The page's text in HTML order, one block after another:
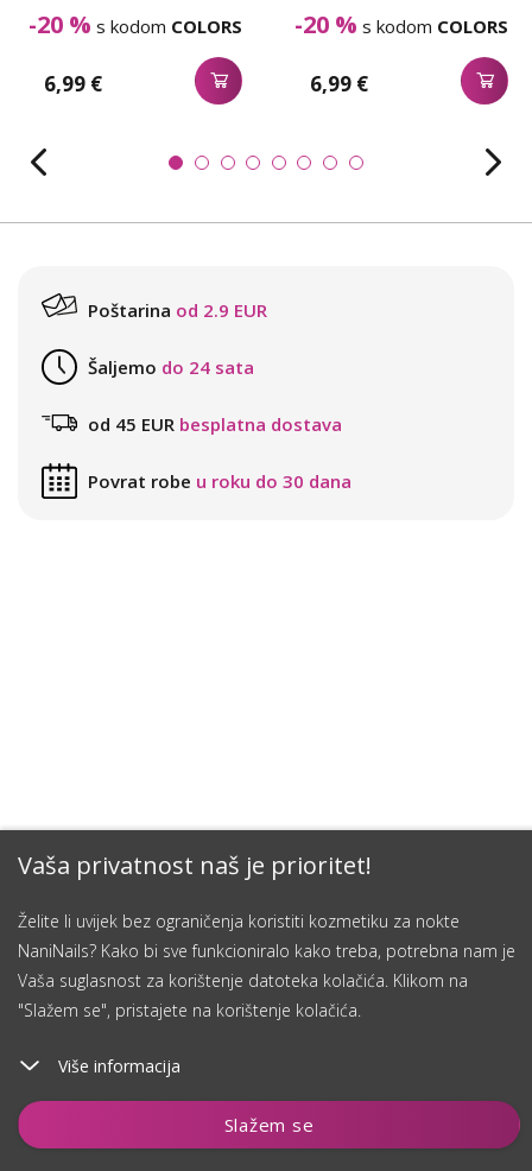
Vaša privatnost naš je prioritet!
Želite li uvijek bez ograničenja koristiti kozmetiku za nokte
NaniNails? Kako bi sve funkcioniralo kako treba, potrebna nam je
Vaša suglasnost za korištenje datoteka kolačića. Klikom na
"Slažem se", pristajete na korištenje kolačića.
Više informacija
Slažem se
Dodaj u košaricu
-20 % s kodom COLORS
6,99 €
-20 % s kodom COLORS
6,99 €
Poštarina od 2.9 EUR
Šaljemo do 24 sata
od 45 EUR besplatna dostava
Povrat robe u roku do 30 dana